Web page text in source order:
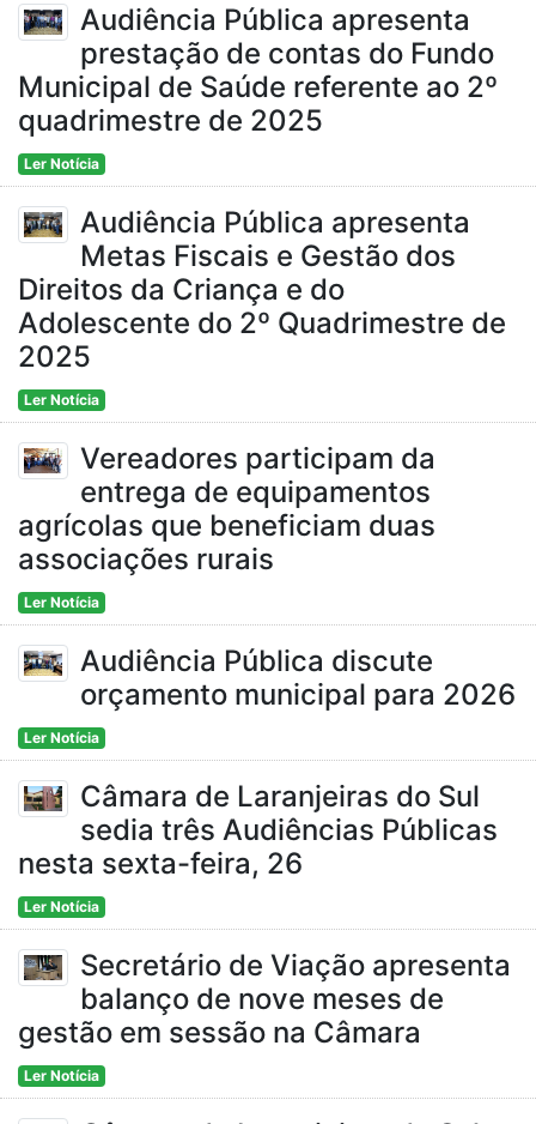
Audiência Pública apresenta
prestação de contas do Fundo
Municipal de Saúde referente ao 2º
quadrimestre de 2025
Ler Notícia
Audiência Pública apresenta
Metas Fiscais e Gestão dos
Direitos da Criança e do
Adolescente do 2º Quadrimestre de
2025
Ler Notícia
Vereadores participam da
entrega de equipamentos
agrícolas que beneficiam duas
associações rurais
Ler Notícia
Audiência Pública discute
orçamento municipal para 2026
Ler Notícia
Câmara de Laranjeiras do Sul
sedia três Audiências Públicas
nesta sexta-feira, 26
Ler Notícia
Secretário de Viação apresenta
balanço de nove meses de
gestão em sessão na Câmara
Ler Notícia